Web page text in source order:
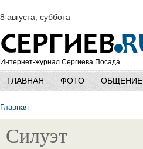
8 августа, суббота
Интернет-журнал Сергиева Посада
ГЛАВНАЯ ФОТО ОБЩЕНИЕ
Главная
Силуэт